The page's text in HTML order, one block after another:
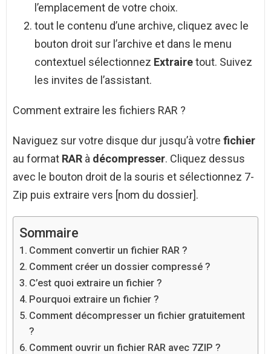
l’emplacement de votre choix.
tout le contenu d’une archive, cliquez avec le
bouton droit sur l’archive et dans le menu
contextuel sélectionnez Extrairetout. Suivez
les invites de l’assistant.
Comment extraire les fichiers RAR ?
Naviguez sur votre disque dur jusqu’à votre fichier
au format RAR à décompresser. Cliquez dessus
avec le bouton droit de la souris et sélectionnez 7-
Zip puis extraire vers [nom du dossier].
Sommaire
Comment convertir un fichier RAR ?
Comment créer un dossier compressé ?
C’est quoi extraire un fichier ?
Pourquoi extraire un fichier ?
Comment décompresser un fichier gratuitement
?
Comment ouvrir un fichier RAR avec 7ZIP ?